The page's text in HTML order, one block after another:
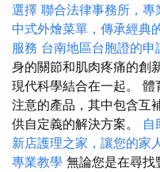
選擇 聯合法律事務所，
中式外燴菜單，傳承經典
服務 台南地區台胞證的申
身的關節和肌肉疼痛的創
現代科學結合在一起。
注意的產品，其中包含互
供自定義的解決方案。 自
新店護理之家，讓您的家
專業教學 無論您是在尋找